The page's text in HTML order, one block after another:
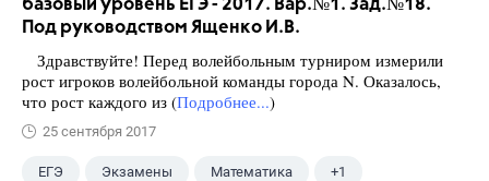
базовый уровень ЕГЭ - 2017. Вар.№1. Зад.№18.
Под руководством Ященко И.В.
Здравствуйте! Перед волейбольным турниром измерили
рост игроков волейбольной команды города N. Оказалось,
что рост каждого из (Подробнее...)
25 сентября 2017
ЕГЭ Экзамены Математика +1